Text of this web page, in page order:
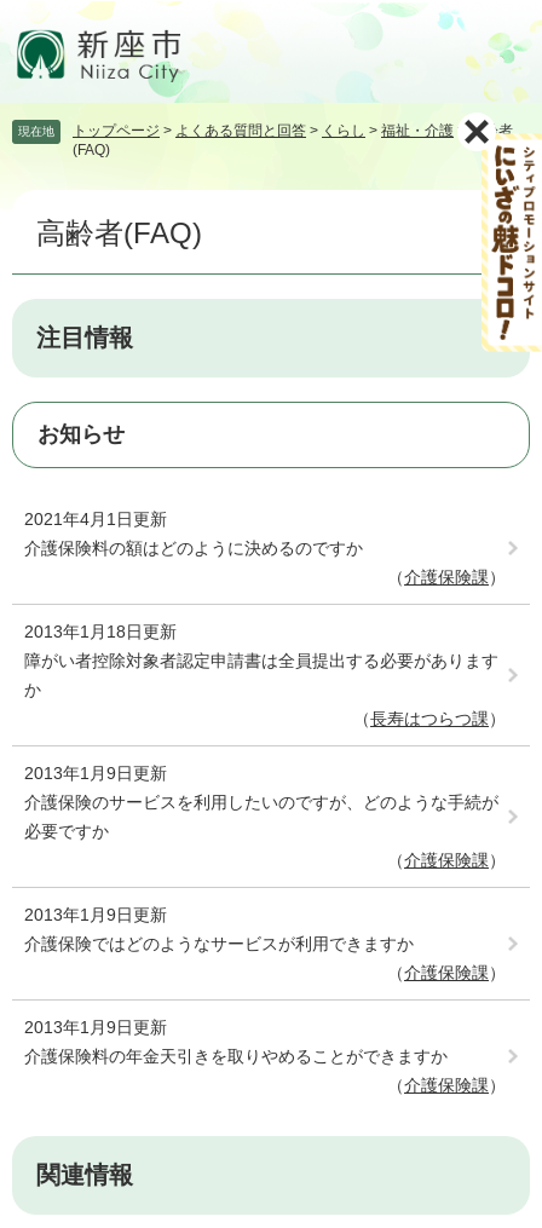
頭飛 現在地 トップページ > よくある質問と回答 > くらし > 福祉・介護 >高齢者
(FAQ)
高齢者(FAQ)
注目情報
お知らせ
2021年4月1日更新
介護保険料の額はどのように決めるのですか
介護保険課
2013年1月18日更新
障がい者控除対象者認定申請書は全員提出する必要があります
か
長寿はつらつ課
2013年1月9日更新
介護保険のサービスを利用したいのですが、どのような手続が
必要ですか
介護保険課
2013年1月9日更新
介護保険ではどのようなサービスが利用できますか
介護保険課
2013年1月9日更新
介護保険料の年金天引きを取りやめることができますか
介護保険課
関連情報